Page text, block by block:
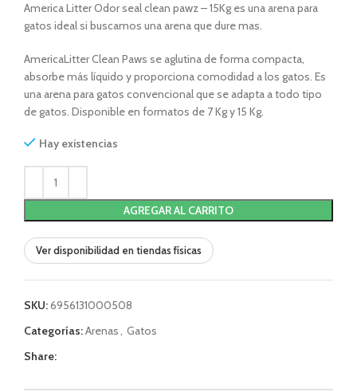
America Litter Odor seal clean pawz – 15Kg es una arena para
gatos ideal si buscamos una arena que dure mas.
AmericaLitter Clean Paws se aglutina de forma compacta,
absorbe más líquido y proporciona comodidad a los gatos. Es
una arena para gatos convencional que se adapta a todo tipo
de gatos. Disponible en formatos de 7 Kg y 15 Kg.
Hay existencias
AGREGAR AL CARRITO
Ver disponibilidad en tiendas físicas
SKU:6956131000508
Categorías:Arenas, Gatos
Share: